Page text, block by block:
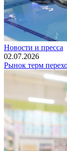
Новости и пресса
02.07.2026
Рынок терм